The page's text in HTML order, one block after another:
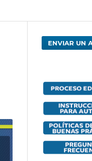
ENVIAR UN